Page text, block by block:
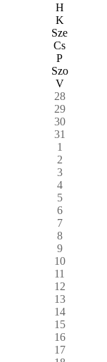
H
K
Sze
Cs
P
Szo
V
28
29
30
31
1
2
3
4
5
6
7
8
9
10
11
12
13
14
15
16
17